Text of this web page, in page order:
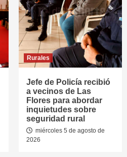
Rurales
Jefe de Policía recibió
a vecinos de Las
Flores para abordar
inquietudes sobre
seguridad rural
miércoles 5 de agosto de
2026